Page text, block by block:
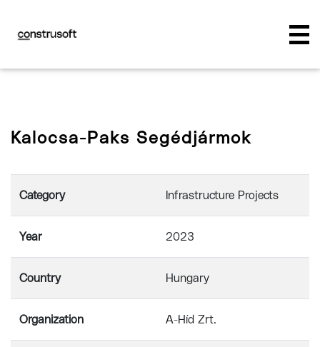
Kalocsa-Paks Segédjármok
Category Infrastructure Projects
Year 2023
Country Hungary
Organization A-Híd Zrt.